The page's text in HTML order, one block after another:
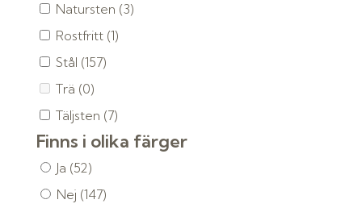
Natursten (3)
Rostfritt (1)
Stål (157)
Trä (0)
Täljsten (7)
Finns i olika färger
Ja (52)
Nej (147)